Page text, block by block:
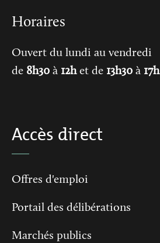
Horaires
Ouvert du lundi au vendredi
de 8h30 à 12het de 13h30 à 17h
Accès direct
Offres d'emploi
Portail des délibérations
Marchés publics